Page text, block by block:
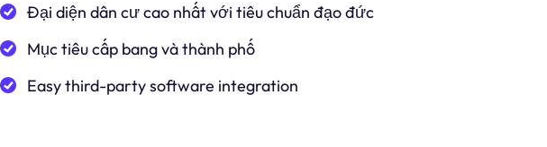
Đại diện dân cư cao nhất với tiêu chuẩn đạo đức
Mục tiêu cấp bang và thành phố
Easy third-party software integration